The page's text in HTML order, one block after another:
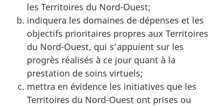
les Territoires du Nord-Ouest;
indiquera les domaines de dépenses et les
objectifs prioritaires propres aux Territoires
du Nord-Ouest, qui s’appuient sur les
progrès réalisés à ce jour quant à la
prestation de soins virtuels;
mettra en évidence les initiatives que les
Territoires du Nord-Ouest ont prises ou